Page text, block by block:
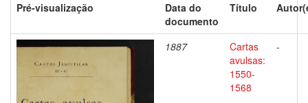
Pré-visualização
Data do
documento
Título
1887
Cartas
avulsas:
1550-
1568
-